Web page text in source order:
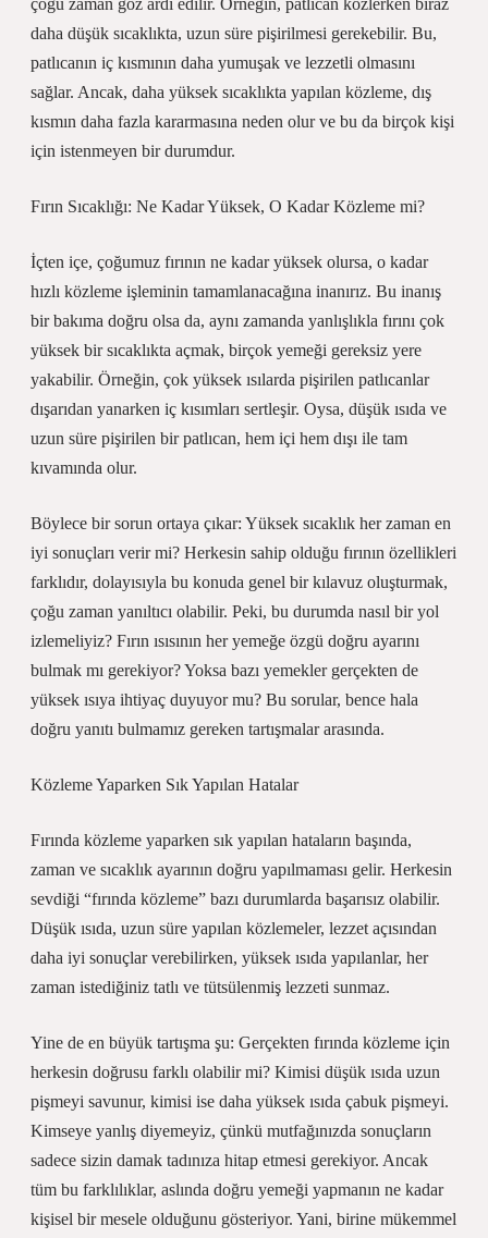
çoğu zaman göz ardı edilir. Örneğin, patlıcan közlerken biraz
daha düşük sıcaklıkta, uzun süre pişirilmesi gerekebilir. Bu,
patlıcanın iç kısmının daha yumuşak ve lezzetli olmasını
sağlar. Ancak, daha yüksek sıcaklıkta yapılan közleme, dış
kısmın daha fazla kararmasına neden olur ve bu da birçok kişi
için istenmeyen bir durumdur.
Fırın Sıcaklığı: Ne Kadar Yüksek, O Kadar Közleme mi?
İçten içe, çoğumuz fırının ne kadar yüksek olursa, o kadar
hızlı közleme işleminin tamamlanacağına inanırız. Bu inanış
bir bakıma doğru olsa da, aynı zamanda yanlışlıkla fırını çok
yüksek bir sıcaklıkta açmak, birçok yemeği gereksiz yere
yakabilir. Örneğin, çok yüksek ısılarda pişirilen patlıcanlar
dışarıdan yanarken iç kısımları sertleşir. Oysa, düşük ısıda ve
uzun süre pişirilen bir patlıcan, hem içi hem dışı ile tam
kıvamında olur.
Böylece bir sorun ortaya çıkar: Yüksek sıcaklık her zaman en
iyi sonuçları verir mi? Herkesin sahip olduğu fırının özellikleri
farklıdır, dolayısıyla bu konuda genel bir kılavuz oluşturmak,
çoğu zaman yanıltıcı olabilir. Peki, bu durumda nasıl bir yol
izlemeliyiz? Fırın ısısının her yemeğe özgü doğru ayarını
bulmak mı gerekiyor? Yoksa bazı yemekler gerçekten de
yüksek ısıya ihtiyaç duyuyor mu? Bu sorular, bence hala
doğru yanıtı bulmamız gereken tartışmalar arasında.
Közleme Yaparken Sık Yapılan Hatalar
Fırında közleme yaparken sık yapılan hataların başında,
zaman ve sıcaklık ayarının doğru yapılmaması gelir. Herkesin
sevdiği “fırında közleme” bazı durumlarda başarısız olabilir.
Düşük ısıda, uzun süre yapılan közlemeler, lezzet açısından
daha iyi sonuçlar verebilirken, yüksek ısıda yapılanlar, her
zaman istediğiniz tatlı ve tütsülenmiş lezzeti sunmaz.
Yine de en büyük tartışma şu: Gerçekten fırında közleme için
herkesin doğrusu farklı olabilir mi? Kimisi düşük ısıda uzun
pişmeyi savunur, kimisi ise daha yüksek ısıda çabuk pişmeyi.
Kimseye yanlış diyemeyiz, çünkü mutfağınızda sonuçların
sadece sizin damak tadınıza hitap etmesi gerekiyor. Ancak
tüm bu farklılıklar, aslında doğru yemeği yapmanın ne kadar
kişisel bir mesele olduğunu gösteriyor. Yani, birine mükemmel